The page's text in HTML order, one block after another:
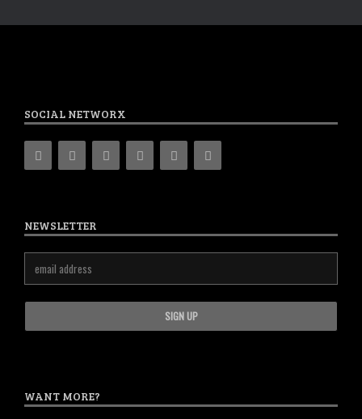
SOCIAL NETWORX
NEWSLETTER
WANT MORE?